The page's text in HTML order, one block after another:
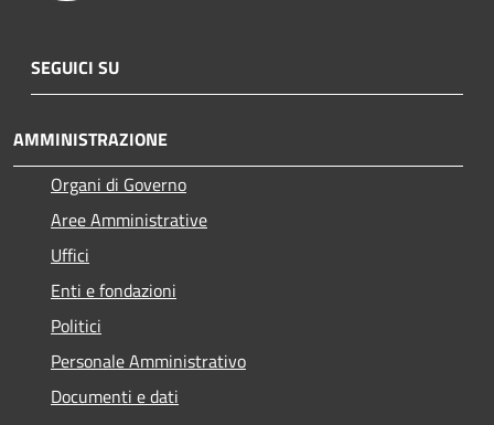
SEGUICI SU
AMMINISTRAZIONE
Organi di Governo
Aree Amministrative
Uffici
Enti e fondazioni
Politici
Personale Amministrativo
Documenti e dati